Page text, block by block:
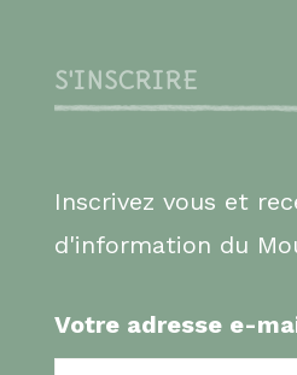
S'INSCRIRE
Inscrivez vous et
d'information du
Votre adresse e-